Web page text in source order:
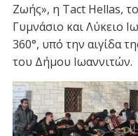
Ζωής», η Tact Hellas,
Γυμνάσιο και Λύκειο
360°, υπό την αιγίδα
του Δήμου Ιωαννιτών.